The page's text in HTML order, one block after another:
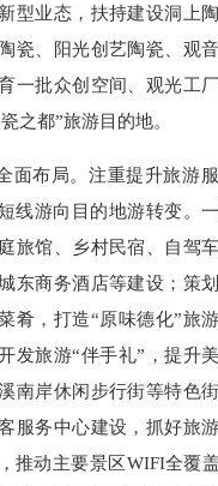
型业态，扶持建设洞上
瓷、阳光创艺陶瓷、观
一批众创空间、观光工
之都”旅游目的地。
布局。注重提升旅游服
线游向目的地游转变。
旅馆、乡村民宿、自驾
东商务酒店等建设；策
肴，打造“原味德化”旅
发旅游“伴手礼”，提升
南岸休闲步行街等特色
服务中心建设，抓好旅
推动主要景区WIFI全覆